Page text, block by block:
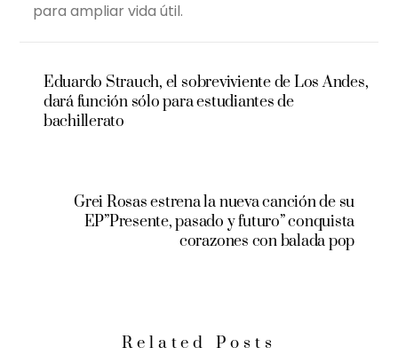
para ampliar vida útil.
Eduardo Strauch, el sobreviviente de Los Andes,
dará función sólo para estudiantes de
bachillerato
Grei Rosas estrena la nueva canción de su
EP”Presente, pasado y futuro” conquista
corazones con balada pop
Related Posts